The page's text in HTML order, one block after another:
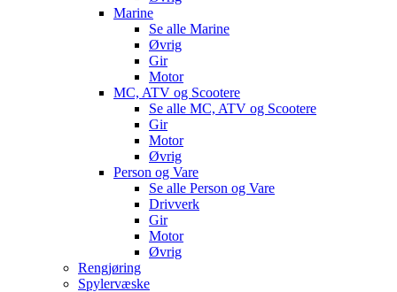
Marine
Se alle Marine
Øvrig
Gir
Motor
MC, ATV og Scootere
Se alle MC, ATV og Scootere
Gir
Motor
Øvrig
Person og Vare
Se alle Person og Vare
Drivverk
Gir
Motor
Øvrig
Rengjøring
Spylervæske